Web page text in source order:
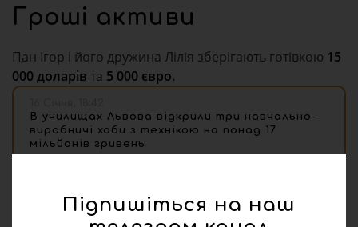
Гроші активи
Пан Ігор і його дружина Лілія зберігають готівкою 15
000 доларів та 5 000 євро.
В училищах Львова відкрили три навчально-
виробничі хаби з технікою на понад 17
мільйонів гривень
Вікторія Вітер
Підпишіться на наш